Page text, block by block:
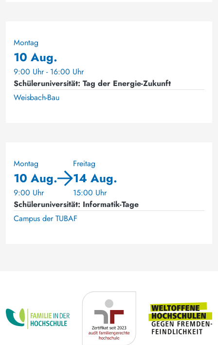
Montag
10 Aug.
9:00 Uhr - 16:00 Uhr
Schüleruniversität: Tag der Energie-Zukunft
Weisbach-Bau
Montag
10 Aug.
9:00 Uhr
Freitag
14 Aug.
15:00 Uhr
Schüleruniversität: Informatik-Tage
Campus der TUBAF